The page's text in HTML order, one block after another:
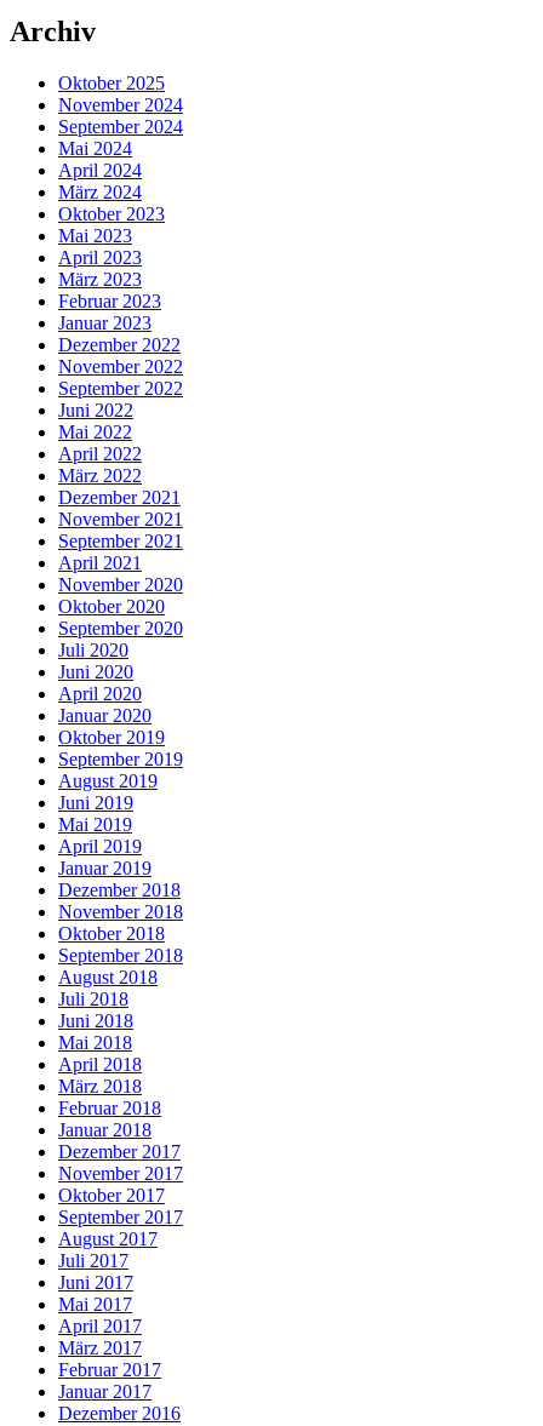
Archiv
Oktober 2025
November 2024
September 2024
Mai 2024
April 2024
März 2024
Oktober 2023
Mai 2023
April 2023
März 2023
Februar 2023
Januar 2023
Dezember 2022
November 2022
September 2022
Juni 2022
Mai 2022
April 2022
März 2022
Dezember 2021
November 2021
September 2021
April 2021
November 2020
Oktober 2020
September 2020
Juli 2020
Juni 2020
April 2020
Januar 2020
Oktober 2019
September 2019
August 2019
Juni 2019
Mai 2019
April 2019
Januar 2019
Dezember 2018
November 2018
Oktober 2018
September 2018
August 2018
Juli 2018
Juni 2018
Mai 2018
April 2018
März 2018
Februar 2018
Januar 2018
Dezember 2017
November 2017
Oktober 2017
September 2017
August 2017
Juli 2017
Juni 2017
Mai 2017
April 2017
März 2017
Februar 2017
Januar 2017
Dezember 2016